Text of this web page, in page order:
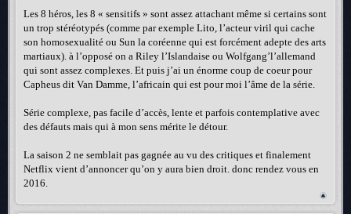
Les 8 héros, les 8 « sensitifs » sont assez attachant même si certains sont
un trop stéréotypés (comme par exemple Lito, l’acteur viril qui cache
son homosexualité ou Sun la coréenne qui est forcément adepte des arts
martiaux). à l’opposé on a Riley l’Islandaise ou Wolfgang’l’allemand
qui sont assez complexes. Et puis j’ai un énorme coup de coeur pour
Capheus dit Van Damme, l’africain qui est pour moi l’âme de la série.
Série complexe, pas facile d’accès, lente et parfois contemplative avec
des défauts mais qui à mon sens mérite le détour.
La saison 2 ne semblait pas gagnée au vu des critiques et finalement
Netflix vient d’annoncer qu’on y aura bien droit. donc rendez vous en
2016.